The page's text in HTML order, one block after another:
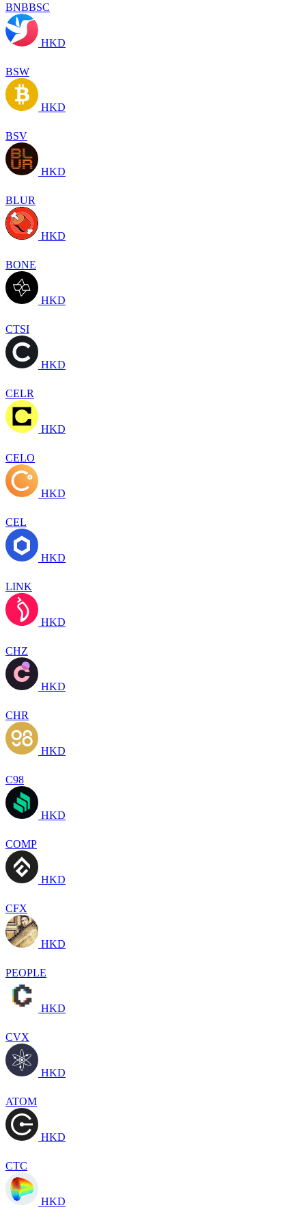
BNBBSC
HKD
BSW
HKD
BSV
HKD
BLUR
HKD
BONE
HKD
CTSI
HKD
CELR
HKD
CELO
HKD
CEL
HKD
LINK
HKD
CHZ
HKD
CHR
HKD
C98
HKD
COMP
HKD
CFX
HKD
PEOPLE
HKD
CVX
HKD
ATOM
HKD
CTC
HKD